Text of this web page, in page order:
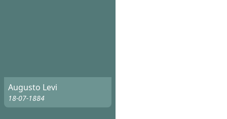
Augusto Levi
18-07-1884